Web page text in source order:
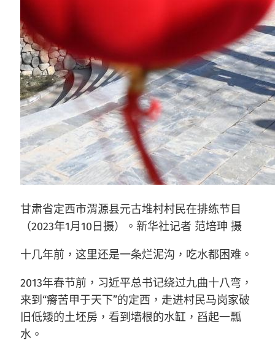
甘肃省定西市渭源县元古堆村村民在排练节目
（2023年1月10日摄）。新华社记者 范培珅 摄
十几年前，这里还是一条烂泥沟，吃水都困难。
2013年春节前，习近平总书记绕过九曲十八弯，
来到“瘠苦甲于天下”的定西，走进村民马岗家破
旧低矮的土坯房，看到墙根的水缸，舀起一瓢
水。